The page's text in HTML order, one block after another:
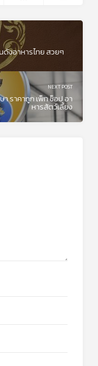
ดังอาหารไทย สวยๆ
NEXT POST
ราคาถูก เพ็ท ช็อป อา
หารส้ตว์เลี้ยง